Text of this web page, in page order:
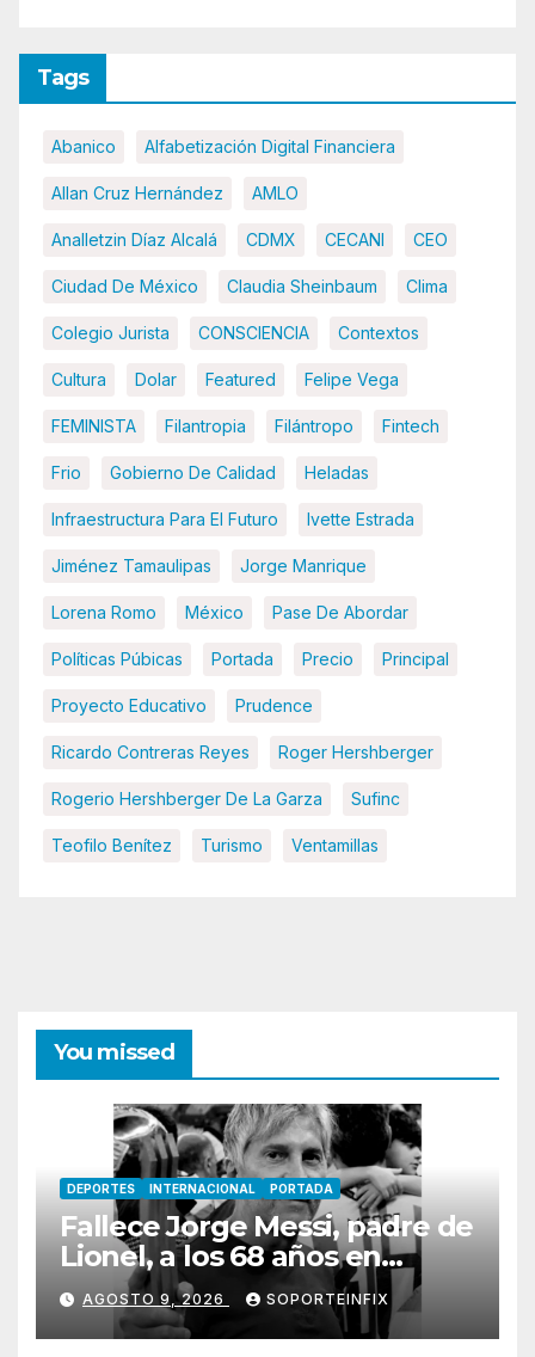
Tags
Abanico Alfabetización Digital Financiera
Allan Cruz Hernández AMLO
Analletzin Díaz Alcalá CDMX CECANI CEO
Ciudad De México Claudia Sheinbaum Clima
Colegio Jurista CONSCIENCIA Contextos
Cultura Dolar Featured Felipe Vega
FEMINISTA Filantropia Filántropo Fintech
Frio Gobierno De Calidad Heladas
Infraestructura Para El Futuro Ivette Estrada
Jiménez Tamaulipas Jorge Manrique
Lorena Romo México Pase De Abordar
Políticas Púbicas Portada Precio Principal
Proyecto Educativo Prudence
Ricardo Contreras Reyes Roger Hershberger
Rogerio Hershberger De La Garza Sufinc
Teofilo Benítez Turismo Ventamillas
You missed
DEPORTES INTERNACIONAL PORTADA
Fallece Jorge Messi, padre de
Lionel, a los 68 años en
Rosario
AGOSTO 9, 2026 SOPORTEINFIX